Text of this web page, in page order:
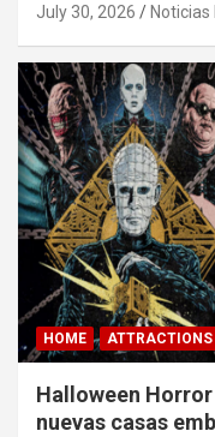
July 30, 2026 Noticias
HOME ATTRACTIONS
Halloween
nuevas casas